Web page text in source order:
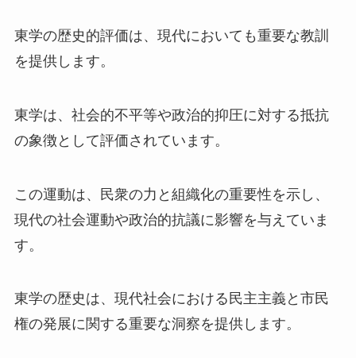
東学の歴史的評価は、現代においても重要な教訓
を提供します。
東学は、社会的不平等や政治的抑圧に対する抵抗
の象徴として評価されています。
この運動は、民衆の力と組織化の重要性を示し、
現代の社会運動や政治的抗議に影響を与えていま
す。
東学の歴史は、現代社会における民主主義と市民
権の発展に関する重要な洞察を提供します。